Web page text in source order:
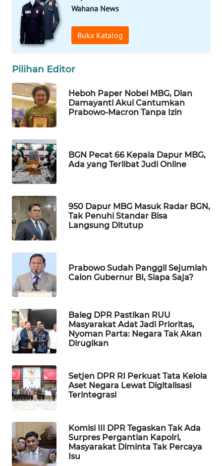
Wahana News
Buka Katalog
Pilihan Editor
Heboh Paper Nobel MBG, Dian
Damayanti Akui Cantumkan
Prabowo-Macron Tanpa Izin
BGN Pecat 66 Kepala Dapur MBG,
Ada yang Terlibat Judi Online
950 Dapur MBG Masuk Radar BGN,
Tak Penuhi Standar Bisa
Langsung Ditutup
Prabowo Sudah Panggil Sejumlah
Calon Gubernur BI, Siapa Saja?
Baleg DPR Pastikan RUU
Masyarakat Adat Jadi Prioritas,
Nyoman Parta: Negara Tak Akan
Dirugikan
Setjen DPR RI Perkuat Tata Kelola
Aset Negara Lewat Digitalisasi
Terintegrasi
Komisi III DPR Tegaskan Tak Ada
Surpres Pergantian Kapolri,
Masyarakat Diminta Tak Percaya
Isu
WAHANA
SPORT
WAHANA
WAHANA
SELEB
WAHANA
WAHANA
OTOMOTIF
WAHANA
HEALTH
WAHANA
DESA
WISATA
LAPAK
WAHANA
Wahana
Network
KONSUMEN
MASYARAKAT
KELISTRIKAN
WALINKI
ID
MAWAKA